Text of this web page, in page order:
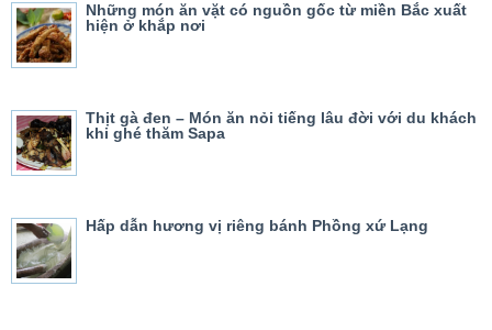
Những món ăn vặt có nguồn gốc từ miền Bắc xuất
hiện ở khắp nơi
Thịt gà đen – Món ăn nỏi tiếng lâu đời với du khách
khi ghé thăm Sapa
Hấp dẫn hương vị riêng bánh Phồng xứ Lạng